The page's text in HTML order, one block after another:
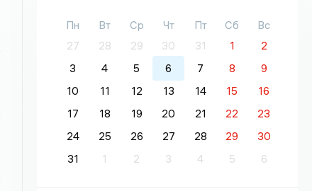
Пн Вт Ср Чт Пт Сб
Вс
27
28 29 30 31 1
2
3
4 5 6 7 8
9
10
11 12 13 14 15
16
17
18 19 20 21 22
23
24
25 26 27 28 29
30
31
1 2 3 4 5 6